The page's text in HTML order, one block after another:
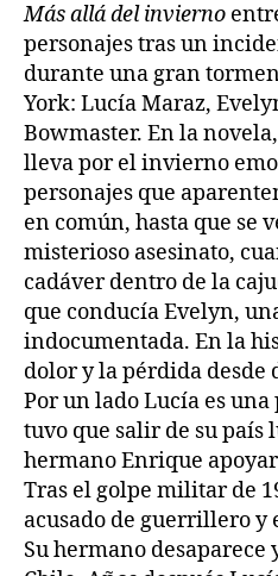
Más allá del invierno
personajes tras un
durante una gran
York: Lucía Maraz,
Bowmaster. En la
lleva por el invierno
personajes que
en común, hasta que se
misterioso asesinato,
cadáver dentro de la
que conducía Evelyn,
indocumentada. En la
dolor y la pérdida desde
Por un lado Lucía es
tuvo que salir de su país
hermano Enrique
Tras el golpe militar de
acusado de guerrillero y
Su hermano desaparece